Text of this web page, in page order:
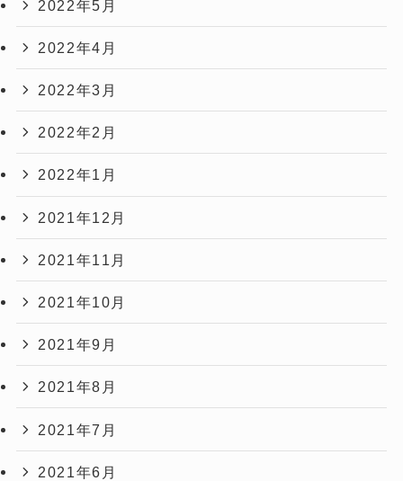
2022年5月
2022年4月
2022年3月
2022年2月
2022年1月
2021年12月
2021年11月
2021年10月
2021年9月
2021年8月
2021年7月
2021年6月